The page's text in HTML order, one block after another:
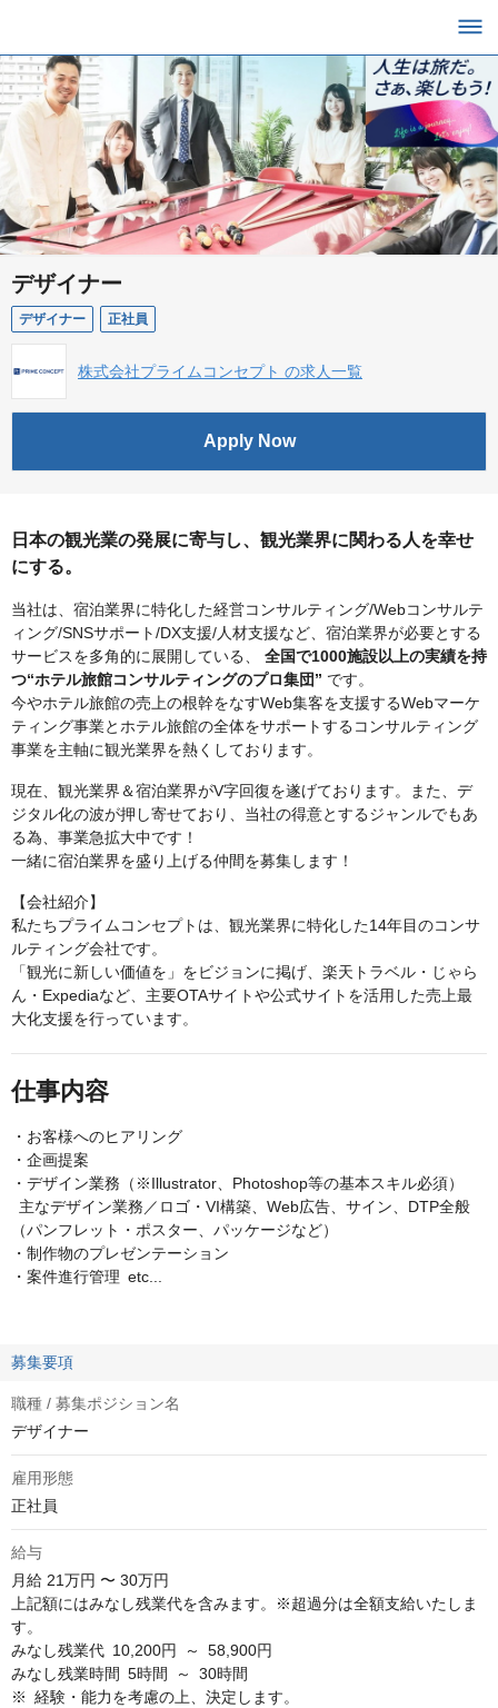
デザイナー
デザイナー 正社員
株式会社プライムコンセプト の求人一覧
Apply Now
日本の観光業の発展に寄与し、観光業界に関わる人を幸せ
にする。
当社は、宿泊業界に特化した経営コンサルティング/Webコンサルテ
ィング/SNSサポート/DX支援/人材支援など、宿泊業界が必要とする
サービスを多角的に展開している、 全国で1000施設以上の実績を持
つ“ホテル旅館コンサルティングのプロ集団” です。
今やホテル旅館の売上の根幹をなすWeb集客を支援するWebマーケ
ティング事業とホテル旅館の全体をサポートするコンサルティング
事業を主軸に観光業界を熱くしております。
現在、観光業界＆宿泊業界がV字回復を遂げております。また、デ
ジタル化の波が押し寄せており、当社の得意とするジャンルでもあ
る為、事業急拡大中です！
一緒に宿泊業界を盛り上げる仲間を募集します！
【会社紹介】
私たちプライムコンセプトは、観光業界に特化した14年目のコンサ
ルティング会社です。
「観光に新しい価値を」をビジョンに掲げ、楽天トラベル・じゃら
ん・Expediaなど、主要OTAサイトや公式サイトを活用した売上最
大化支援を行っています。
仕事内容
・お客様へのヒアリング
・企画提案
・デザイン業務（※Illustrator、Photoshop等の基本スキル必須）
主なデザイン業務／ロゴ・VI構築、Web広告、サイン、DTP全般
（パンフレット・ポスター、パッケージなど）
・制作物のプレゼンテーション
・案件進行管理 etc...
募集要項
職種 / 募集ポジション名
デザイナー
雇用形態
正社員
給与
月給 21万円 〜 30万円
上記額にはみなし残業代を含みます。※超過分は全額支給いたしま
す。
みなし残業代 10,200円 ～ 58,900円
みなし残業時間 5時間 ～ 30時間
※ 経験・能力を考慮の上、決定します。